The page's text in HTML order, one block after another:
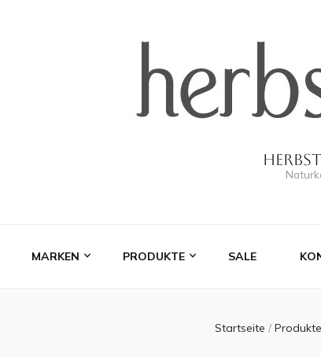
MARKEN PRODUKTE SALE
Startseite / Produkte